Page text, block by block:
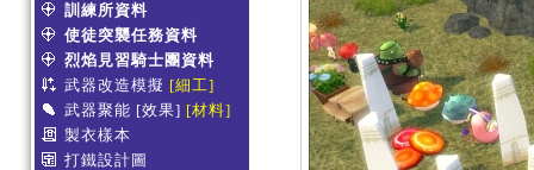
訓練所資料
使徒突襲任務資料
烈焰見習騎士團資料
武器改造模擬 [細工]
武器聚能 [效果] [材料]
製衣樣本
打鐵設計圖